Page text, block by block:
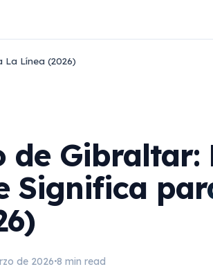
Línea (2026)
de Gibraltar:
Significa
de 2026•8 min read